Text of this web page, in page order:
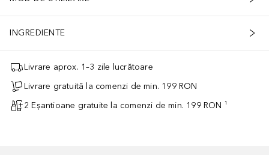
INGREDIENTE
Livrare aprox. 1–3 zile lucrătoare
Livrare gratuită la comenzi de min. 199 RON
2 Eșantioane gratuite la comenzi de min. 199 RON ¹